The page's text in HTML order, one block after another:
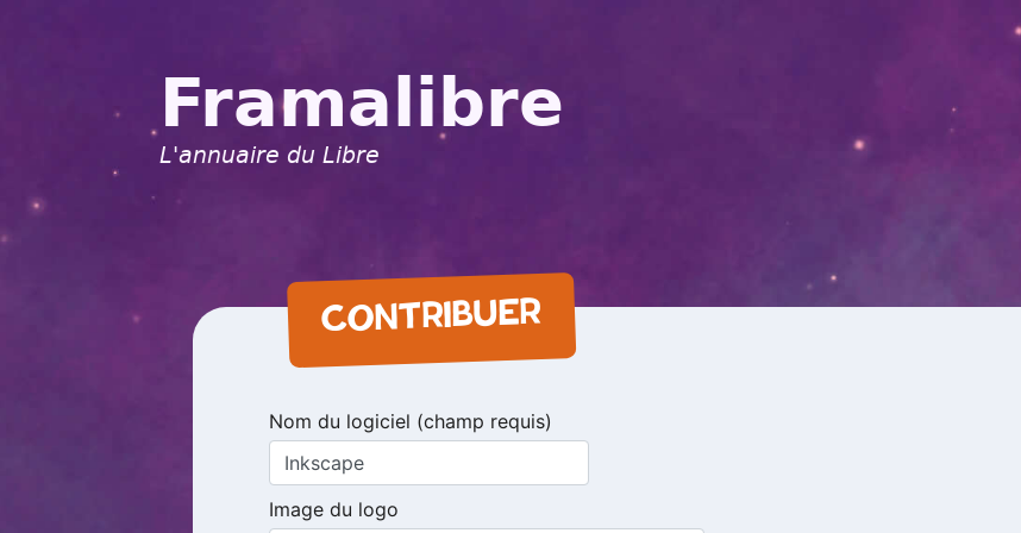
Framalibre
L'annuaire du Libre
CONTRIBUER
Nom du logiciel (champ requis)
Image du logo